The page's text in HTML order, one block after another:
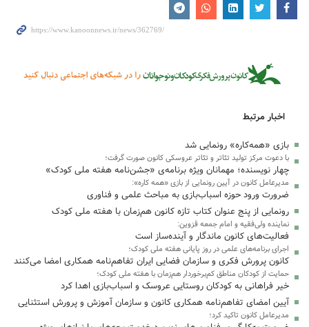
اخبار مرتبط
بازی «همه‌کاره» رونمایی شد
با دعوت مرکز تولید تئاتر و تئاتر عروسکی کانون صورت گرفت؛
چهار نویسنده؛ مهمانان ویژه‌ برنامه‌ی «جشن‌نامه هفته ملی کودک»
مدیرعامل کانون در آیین رونمایی از بازی «همه کاره»:
ضرورت ورود حوزه اسباب‌بازی به مباحث علمی و فناوری
رونمایی از پنج عنوان کتاب تازه کانون هم‌زمان با هفته ملی کودک
نماینده ولی‌فقیه و امام جمعه قزوین:
فعالیت‌های کانون ماندگار و آینده‌ساز است
اجرای برنامه‌های علمی در روز پایانی هفته ملی کودک؛
کانون پرورش فکری و سازمان فضایی ایران تفاهم‌نامه همکاری امضا می‌کنند
حمایت از کودکان مناطق کم‌برخوردار هم‌زمان با هفته ملی کودک؛
خیر فراهانی به کودکان روستایی عروسک و اسباب‌بازی اهدا کرد
آیین امضای تفاهم‌نامه همکاری کانون و سازمان آموزش و پرورش استثنایی
مدیرعامل کانون تاکید کرد؛